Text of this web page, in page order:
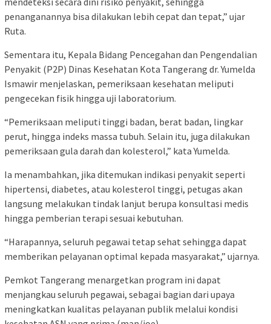
penanganannya bisa dilakukan lebih cepat dan tepat,” ujar
Ruta.
Sementara itu, Kepala Bidang Pencegahan dan Pengendalian
Penyakit (P2P) Dinas Kesehatan Kota Tangerang dr. Yumelda
Ismawir menjelaskan, pemeriksaan kesehatan meliputi
pengecekan fisik hingga uji laboratorium.
“Pemeriksaan meliputi tinggi badan, berat badan, lingkar
perut, hingga indeks massa tubuh. Selain itu, juga dilakukan
pemeriksaan gula darah dan kolesterol,” kata Yumelda.
Ia menambahkan, jika ditemukan indikasi penyakit seperti
hipertensi, diabetes, atau kolesterol tinggi, petugas akan
langsung melakukan tindak lanjut berupa konsultasi medis
hingga pemberian terapi sesuai kebutuhan.
“Harapannya, seluruh pegawai tetap sehat sehingga dapat
memberikan pelayanan optimal kepada masyarakat,” ujarnya.
Pemkot Tangerang menargetkan program ini dapat
menjangkau seluruh pegawai, sebagai bagian dari upaya
meningkatkan kualitas pelayanan publik melalui kondisi